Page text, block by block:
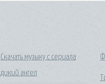
Скачать музыку с сериала
дикий ангел